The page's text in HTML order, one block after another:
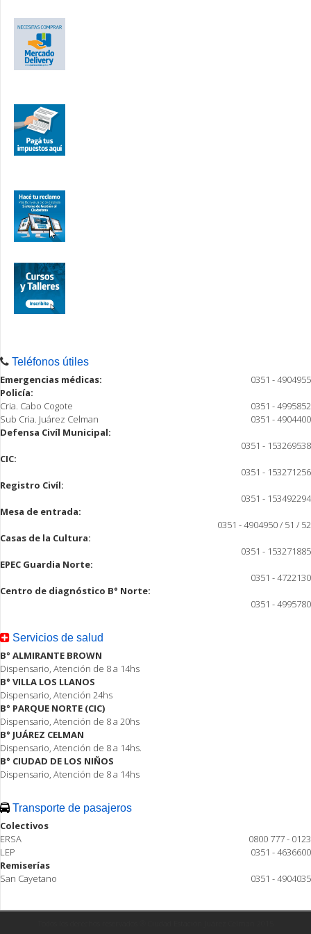
Teléfonos útiles
Emergencias médicas:
0351 - 4904955
Policía:
Cria. Cabo Cogote
0351 - 4995852
Sub Cria. Juárez Celman
0351 - 4904400
Defensa Civíl Municipal:
0351 - 153269538
CIC:
0351 - 153271256
Registro Civíl:
0351 - 153492294
Mesa de entrada:
0351 - 4904950 / 51 / 52
Casas de la Cultura:
0351 - 153271885
EPEC Guardia Norte:
0351 - 4722130
Centro de diagnóstico B° Norte:
0351 - 4995780
Servicios de salud
B° ALMIRANTE BROWN
Dispensario, Atención de 8 a 14hs
B° VILLA LOS LLANOS
Dispensario, Atención 24hs
B° PARQUE NORTE (CIC)
Dispensario, Atención de 8 a 20hs
B° JUÁREZ CELMAN
Dispensario, Atención de 8 a 14hs.
B° CIUDAD DE LOS NIÑOS
Dispensario, Atención de 8 a 14hs
Transporte de pasajeros
Colectivos
ERSA
0800 777 - 0123
LEP
0351 - 4636600
Remiserías
San Cayetano
0351 - 4904035